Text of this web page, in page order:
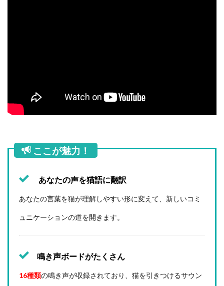
ここが魅力！
あなたの声を猫語に翻訳
あなたの言葉を猫が理解しやすい形に変えて、新しいコミ
ュニケーションの道を開きます。
鳴き声ボードがたくさん
16種類の鳴き声が収録されており、猫を引きつけるサウン